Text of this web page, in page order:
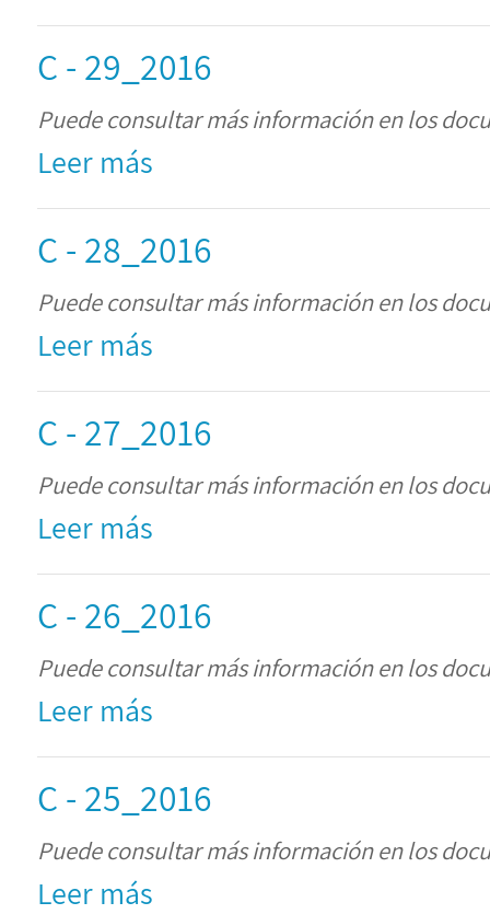
C - 29_2016
Puede consultar más información en los
Leer más
C - 28_2016
Puede consultar más información en los
Leer más
C - 27_2016
Puede consultar más información en los
Leer más
C - 26_2016
Puede consultar más información en los
Leer más
C - 25_2016
Puede consultar más información en los
Leer más